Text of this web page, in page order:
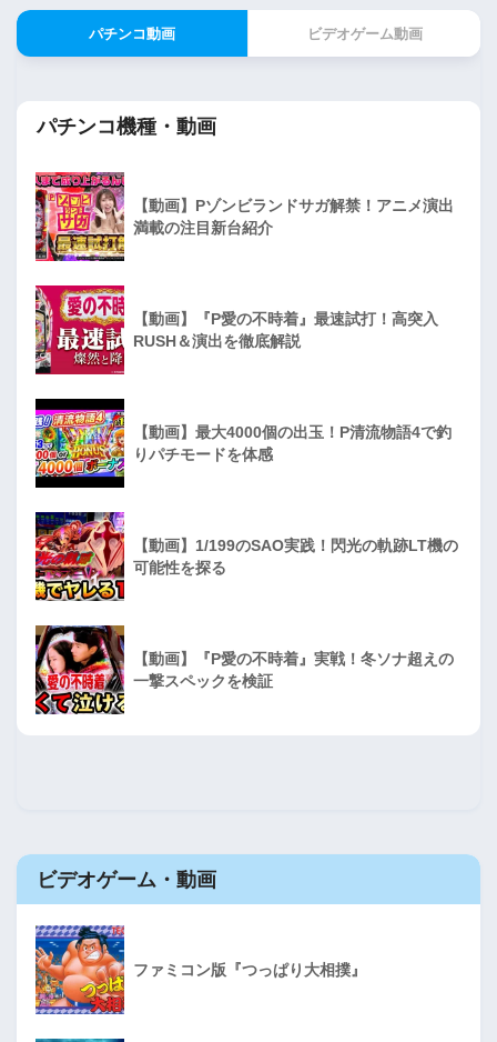
パチンコ動画 ビデオゲーム動画
パチンコ機種・動画
【動画】Pゾンビランドサガ解禁！アニメ演出
満載の注目新台紹介
【動画】『P愛の不時着』最速試打！高突入
RUSH＆演出を徹底解説
【動画】最大4000個の出玉！P清流物語4で釣
りパチモードを体感
【動画】1/199のSAO実践！閃光の軌跡LT機の
可能性を探る
【動画】『P愛の不時着』実戦！冬ソナ超えの
一撃スペックを検証
ビデオゲーム・動画
ファミコン版『つっぱり大相撲』